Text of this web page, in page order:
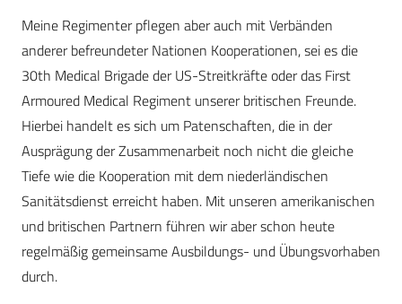
Meine Regimenter pflegen aber auch mit Verbänden
anderer befreundeter Nationen Kooperationen, sei es die
30th Medical Brigade der US-Streitkräfte oder das First
Armoured Medical Regiment unserer britischen Freunde.
Hierbei handelt es sich um Patenschaften, die in der
Ausprägung der Zusammenarbeit noch nicht die gleiche
Tiefe wie die Kooperation mit dem niederländischen
Sanitätsdienst erreicht haben. Mit unseren amerikanischen
und britischen Partnern führen wir aber schon heute
regelmäßig gemeinsame Ausbildungs- und Übungsvorhaben
durch.